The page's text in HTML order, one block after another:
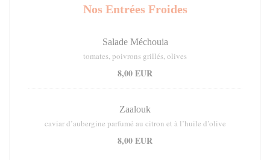
Nos Entrées Froides
Salade Méchouia
tomates, poivrons grillés, olives
8,00 EUR
Zaalouk
caviar d’aubergine parfumé au citron et à l’huile d’olive
8,00 EUR